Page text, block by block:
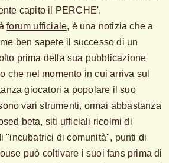
capito il PERCHE'.
forum ufficiale, è una notizia che a
ben sapete il successo di un
prima della sua pubblicazione
che nel momento in cui arriva sul
giocatori a popolare il suo
vari strumenti, ormai abbastanza
beta, siti ufficiali ricolmi di
"incubatrici di comunità", punti di
può coltivare i suoi fans prima di